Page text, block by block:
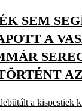
SEM
A
a kispestiek